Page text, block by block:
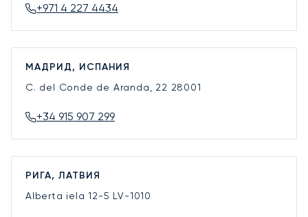
+971 4 227 4434
МАДРИД, ИСПАНИЯ
C. del Conde de Aranda, 22 28001
+34 915 907 299
РИГА, ЛАТВИЯ
Alberta iela 12-5 LV-1010